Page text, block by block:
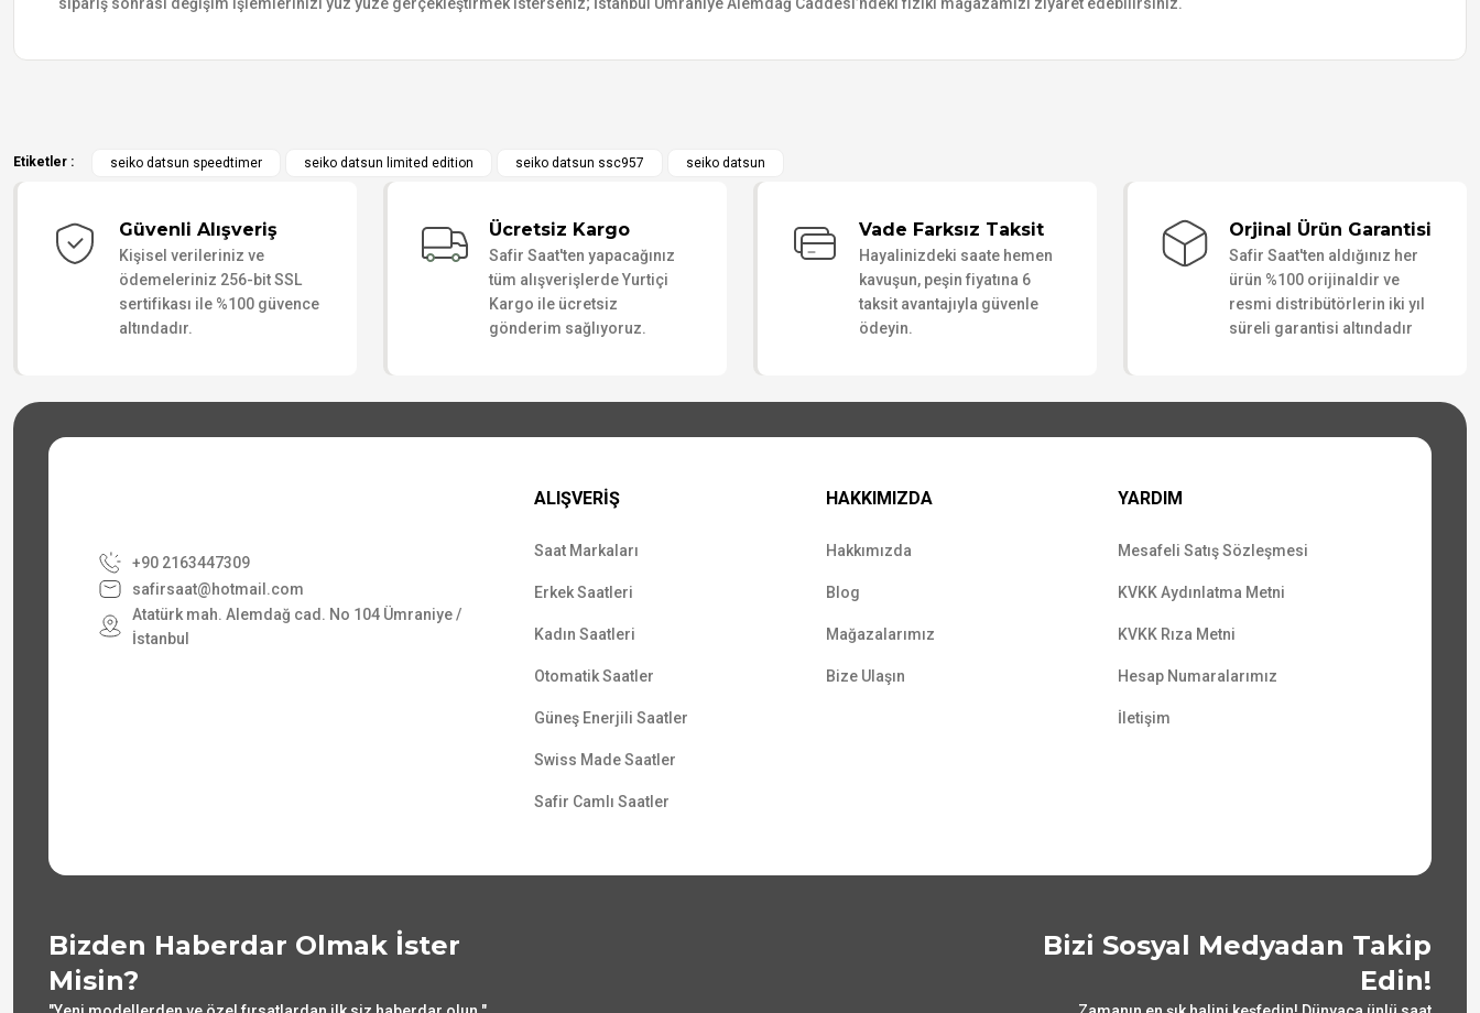
Etiketler : seiko datsun speedtimer seiko datsun limited edition seiko datsun ssc957 seiko datsun
Güvenli Alışveriş
Kişisel verileriniz ve
ödemeleriniz 256-bit SSL
sertifikası ile %100 güvence
altındadır.
Ücretsiz Kargo
Safir Saat'ten yapacağınız
tüm alışverişlerde Yurtiçi
Kargo ile ücretsiz
gönderim sağlıyoruz.
Vade Farksız Taksit
Hayalinizdeki saate hemen
kavuşun, peşin fiyatına 6
taksit avantajıyla güvenle
ödeyin.
Orjinal Ürün Garantisi
Safir Saat'ten aldığınız her
ürün %100 orijinaldir ve
resmi distribütörlerin iki yıl
süreli garantisi altındadır
+90 2163447309
safirsaat@hotmail.com
Atatürk mah. Alemdağ cad. No 104 Ümraniye /
İstanbul
ALIŞVERİŞ
Saat Markaları
Erkek Saatleri
Kadın Saatleri
Otomatik Saatler
Güneş Enerjili Saatler
Swiss Made Saatler
Safir Camlı Saatler
HAKKIMIZDA
Hakkımızda
Blog
Mağazalarımız
Bize Ulaşın
YARDIM
Mesafeli Satış Sözleşmesi
KVKK Aydınlatma Metni
KVKK Rıza Metni
Hesap Numaralarımız
İletişim
Bizden Haberdar Olmak İster
Misin?
Bizi Sosyal Medyadan Takip
Edin!